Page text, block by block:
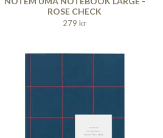
ROSE CHECK
279 kr